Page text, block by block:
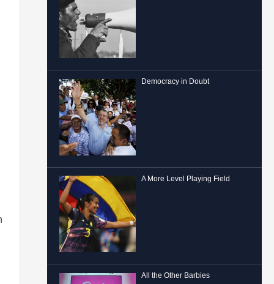
Democracy in Doubt
A More Level Playing Field
All the Other Barbies